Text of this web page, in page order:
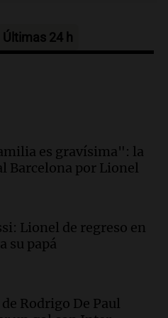
en Mendoza:
puente
Mendoza: un muerto
caer dos autos desde
esta noche a
a su familia
Privada: el revés
Últimas 24 h
es gravísima": la
Barcelona por Lionel
Lionel de regreso en
su papá
Rodrigo De Paul